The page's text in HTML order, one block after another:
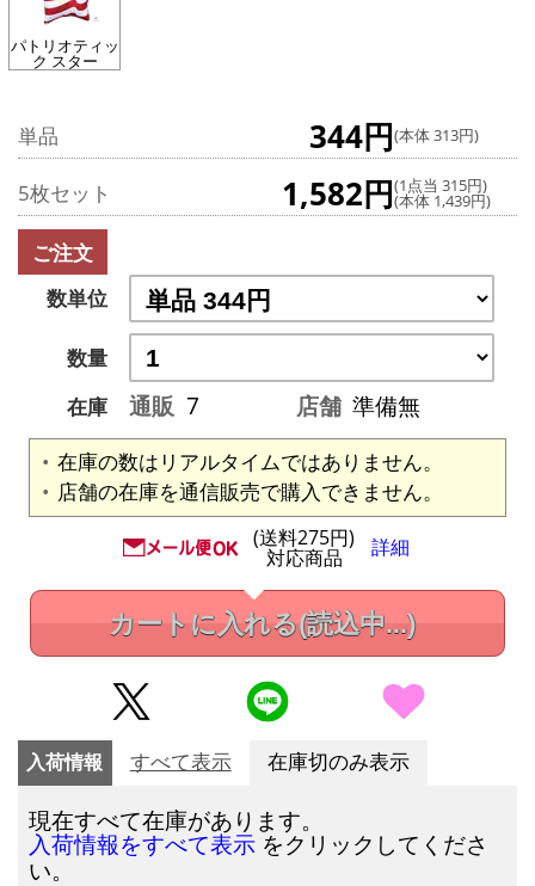
パトリオティッ
ク スター
単品 344円(本体 313円)
5枚セット 1,582円(1点当 315円)
(本体 1,439円)
ご注文
数単位
数量
在庫
通販 7 店舗 準備無
在庫の数はリアルタイムではありません。
店舗の在庫を通信販売で購入できません。
(送料275円)
対応商品 詳細
カートに入れる(読込中...)
入荷情報 すべて表示 在庫切のみ表示
現在すべて在庫があります。
入荷情報をすべて表示 をクリックしてくださ
い。